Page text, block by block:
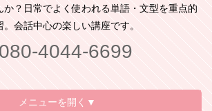
か？日常でよく使われる単語・文型を重点的
。会話中心の楽しい講座です。
080-4044-6699
メニューを開く▼